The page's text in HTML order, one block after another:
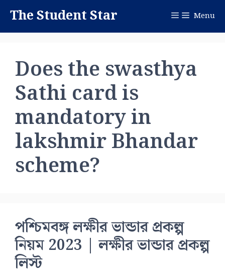
content
The Student Star Menu
Does the swasthya
Sathi card is
mandatory in
lakshmir Bhandar
scheme?
পশ্চিমবঙ্গ লক্ষীর ভান্ডার প্রকল্প
নিয়ম 2023 | লক্ষীর ভান্ডার প্রকল্প
লিস্ট